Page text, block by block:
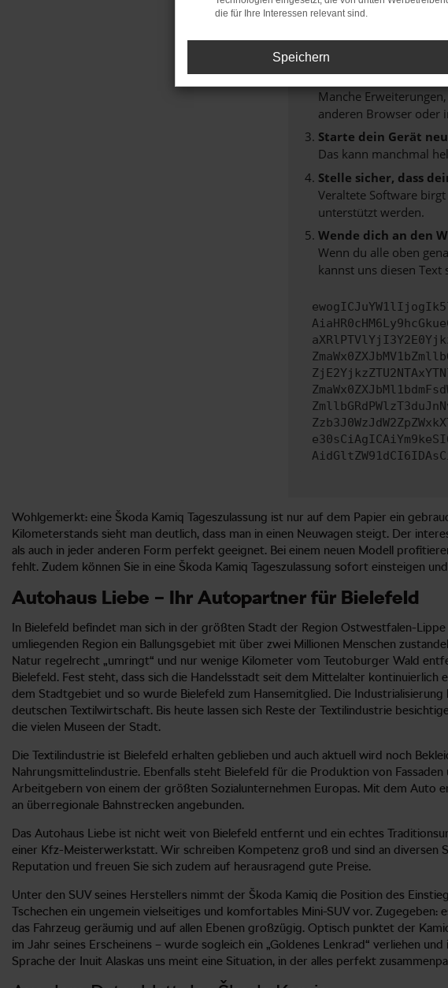
Hier sind ein paar Tipps,
Überprüfe deine
Laden andere
Prüfe deine
Manche
anderen Browser oder
Starte dein Gerät
Das kann manchmal
Stelle sicher, dass
Veraltete Software
unterstützt werden.
Wende dich an den
Wenn du alle oben
kannst uns diesen
Wohlgemerkt: eine Škoda Kamiq Tageszulassung ist nur auf dem Papier ein
Kilometerstands sieht man deutlich, dass man in einen Neuwagen steigt. Der
als auch in jeder anderen Form perfekt geeignet. Bei einem neuen Modell
fehlt. Zudem können Sie in eine Škoda Kamiq Tageszulassung sofort einsteigen
Autohaus Liebe – Ihr Autopartner für Bielefeld
In Bielefeld befindet man sich in der größten Stadt der Region Ostwestfalen-
umliegenden Region ein Ballungsgebiet mit über zwei Millionen Menschen
Natur regelrecht „umringt“ und nur wenige Kilometer vom Teutoburger Wald
Bielefeld. Fest steht, dass sich die Handelsstadt seit dem Mittelalter kontinuierlich
dem Stadtgebiet und so wurde Bielefeld zum Hansemitglied. Die
deutschen Textilwirtschaft. Bis heute lassen sich Reste der Textilindustrie
die vielen Museen der Stadt.
Die Textilindustrie ist Bielefeld erhalten geblieben und auch aktuell wird noch
Nahrungsmittelindustrie. Ebenfalls steht Bielefeld für die Produktion von
Arbeitgebern von einem der größten Sozialunternehmen Europas. Mit dem Auto
an überregionale Bahnstrecken angebunden.
Das Autohaus Liebe ist nicht weit von Bielefeld entfernt und ein echtes
einer Kfz-Meisterwerkstatt. Wir schreiben Kompetenz groß und sind an diversen
Reputation und freuen Sie sich zudem auf herausragend gute Preise.
Unter den SUV seines Herstellers nimmt der Škoda Kamiq die Position des
Tschechen ein ungemein vielseitiges und komfortables Mini-SUV vor.
das Fahrzeug geräumig und auf allen Ebenen großzügig. Optisch punktet der
im Jahr seines Erscheinens – wurde sogleich ein „Goldenes Lenkrad“ verliehen
Sprache der Inuit Alaskas uns meint eine Situation, in der alles perfekt
die für Ihre Interessen relevant sind.
Speichern